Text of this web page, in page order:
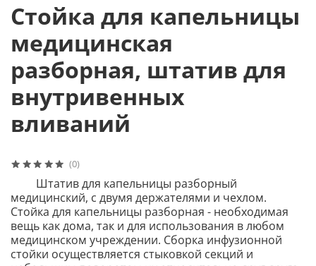
(0)
Стойка для капельницы
медицинская
разборная, штатив для
внутривенных
вливаний
Штатив для капельницы разборный
медицинский, с двумя держателями и чехлом.
Стойка для капельницы разборная - необходимая
вещь как дома, так и для использования в любом
медицинском учреждении. Сборка инфузионной
стойки осуществляется стыковкой секций и